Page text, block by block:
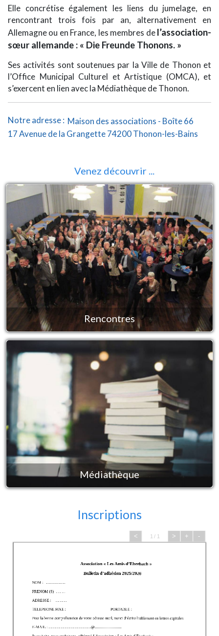
Elle concrétise également les liens du jumelage, en
rencontrant trois fois par an, alternativement en
Allemagne ou en France, les membres del’association-
sœur allemande : « Die Freunde Thonons. »
Ses activités sont soutenues par la Ville de Thonon et
l’Office Municipal Culturel et Artistique (OMCA), et
s’exercent en lien avec la Médiathèque de Thonon.
Notre adresse : Maison des associations - Boîte 66
17 Avenue de la Grangette 74200 Thonon-les-Bains
Venez découvrir ...
Rencontres
Médiathèque
Inscriptions
< 1 / 1 > + -